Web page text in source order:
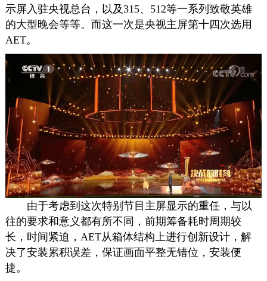
示屏入驻央视总台，以及315、512等一系列致敬英雄
的大型晚会等等。而这一次是央视主屏第十四次选用
AET。
由于考虑到这次特别节目主屏显示的重任，与以
往的要求和意义都有所不同，前期筹备耗时周期较
长，时间紧迫，AET从箱体结构上进行创新设计，解
决了安装累积误差，保证画面平整无错位，安装便
捷。